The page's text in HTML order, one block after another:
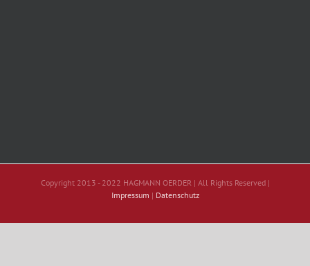
Copyright 2013 - 2022 HAGMANN OERDER | All Rights Reserved |
Impressum | Datenschutz